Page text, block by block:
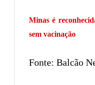
Minas é
sem vacinação
Fonte: Balcão